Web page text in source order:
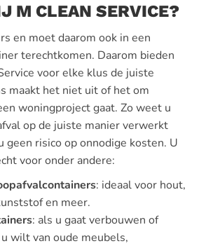
M CLEAN SERVICE?
en moet daarom ook in een
terechtkomen. Daarom bieden
voor elke klus de juiste
maakt het niet uit of het om
woningproject gaat. Zo weet u
op de juiste manier verwerkt
geen risico op onnodige kosten. U
voor onder andere:
: ideaal voor hout,
en meer.
: als u gaat verbouwen of
wilt van oude meubels,